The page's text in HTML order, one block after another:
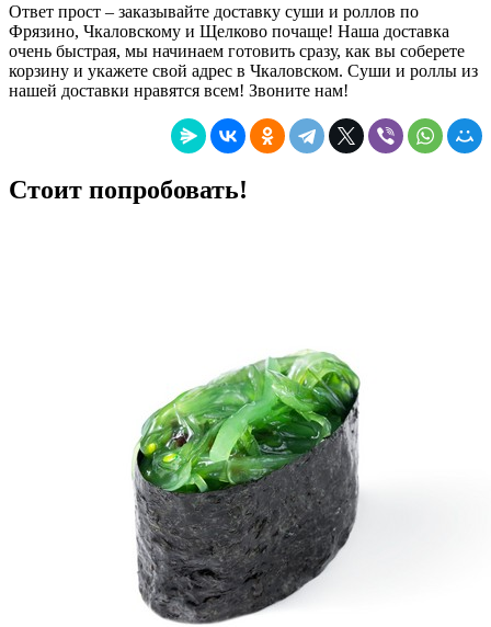
Ответ прост – заказывайте доставку суши и роллов по
Фрязино, Чкаловскому и Щелково почаще! Наша доставка
очень быстрая, мы начинаем готовить сразу, как вы соберете
корзину и укажете свой адрес в Чкаловском. Суши и роллы из
нашей доставки нравятся всем! Звоните нам!
Стоит попробовать!